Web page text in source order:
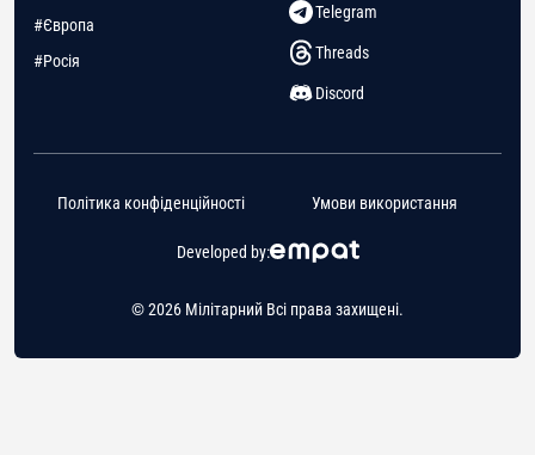
#Європа
#Росія
Telegram
Threads
Discord
© 2026 Мілітарний Всі права захищені.
Developed by:
Політика конфіденційності Умови використання